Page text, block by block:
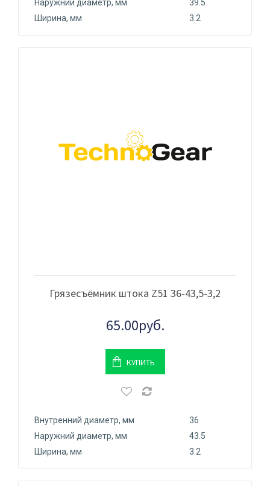
Наружний диаметр, мм
39.5
Ширина, мм
3.2
Грязесъёмник штока Z51 36-43,5-3,2
65.00руб.
КУПИТЬ
Внутренний диаметр, мм
36
Наружний диаметр, мм
43.5
Ширина, мм
3.2